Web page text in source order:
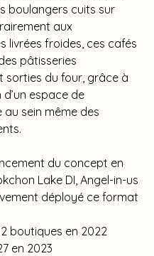
boulangers cuits sur
aux
livrées froides, ces cafés
pâtisseries
sorties du four, grâce à
d’un espace de
au sein même des
du concept en
Lake DI, Angel-in-us
déployé ce format
12 boutiques en 2022
27 en 2023